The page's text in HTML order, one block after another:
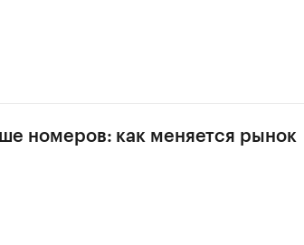
номеров: как меняется рынок